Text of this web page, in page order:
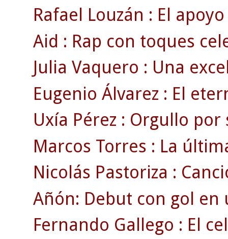
Rafael Louzán : El
Aid : Rap con toques
Julia Vaquero : Una
Eugenio Álvarez : El
Uxía Pérez : Orgullo
Marcos Torres : La
Nicolás Pastoriza :
Añón: Debut con gol en
Fernando Gallego : El